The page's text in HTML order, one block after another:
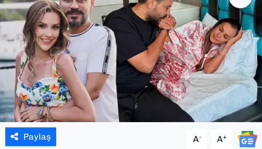
Paylaş A- A+
TEKNOLOJİ
YAŞAM
YEREL YÖNETİMLER